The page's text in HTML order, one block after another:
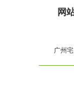
网
广州